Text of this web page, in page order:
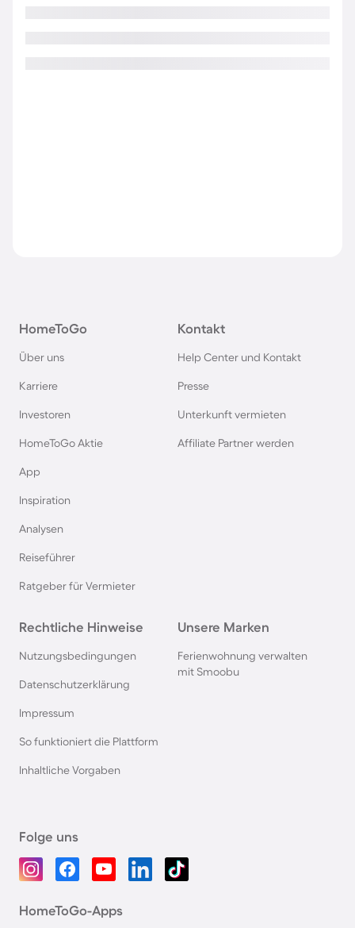
HomeToGo
Über uns
Karriere
Investoren
HomeToGo Aktie
App
Inspiration
Analysen
Reiseführer
Ratgeber für Vermieter
Kontakt
Help Center und Kontakt
Presse
Unterkunft vermieten
Affiliate Partner werden
Rechtliche Hinweise
Nutzungsbedingungen
Datenschutzerklärung
Impressum
So funktioniert die Plattform
Inhaltliche Vorgaben
Unsere Marken
Ferienwohnung verwalten
mit Smoobu
Folge uns
HomeToGo-Apps